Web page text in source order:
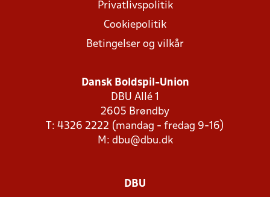
Privatlivspolitik
Cookiepolitik
Betingelser og vilkår
Dansk Boldspil-Union
DBU Allé 1
2605 Brøndby
T: 4326 2222 (mandag - fredag 9-16)
M: dbu@dbu.dk
DBU